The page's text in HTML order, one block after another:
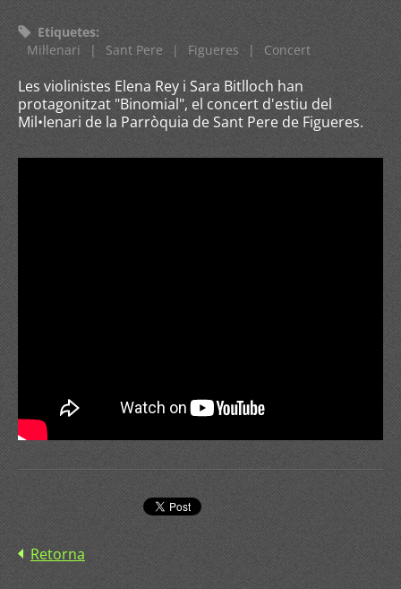
Etiquetes:
Mil·lenari | Sant Pere | Figueres | Concert
Les violinistes Elena Rey i Sara Bitlloch han
protagonitzat "Binomial", el concert d'estiu del
Mil•lenari de la Parròquia de Sant Pere de Figueres.
Retorna